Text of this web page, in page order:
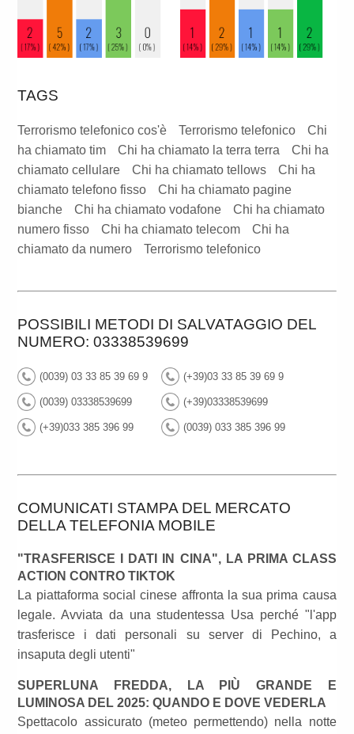
TAGS
Terrorismo telefonico cos'è Terrorismo telefonico
Chi
ha chiamato tim
Chi ha chiamato la terra terra
Chi ha
chiamato cellulare
Chi ha chiamato tellows
Chi ha
chiamato telefono fisso
Chi ha chiamato pagine
bianche
Chi ha chiamato vodafone
Chi ha chiamato
numero fisso
Chi ha chiamato telecom
Chi ha
chiamato da numero
Terrorismo telefonico
POSSIBILI METODI DI SALVATAGGIO DEL
NUMERO: 03338539699
(0039) 03 33 85 39 69 9 (+39)03 33 85 39 69 9
(0039) 03338539699 (+39)03338539699
(+39)033 385 396 99 (0039) 033 385 396 99
COMUNICATI STAMPA DEL MERCATO
DELLA TELEFONIA MOBILE
"TRASFERISCE I DATI IN CINA", LA PRIMA CLASS
ACTION CONTRO TIKTOK
La piattaforma social cinese affronta la sua prima causa
legale. Avviata da una studentessa Usa perché "l'app
trasferisce i dati personali su server di Pechino, a
insaputa degli utenti"
SUPERLUNA FREDDA, LA PIÙ GRANDE E
LUMINOSA DEL 2025: QUANDO E DOVE VEDERLA
Spettacolo assicurato (meteo permettendo) nella notte